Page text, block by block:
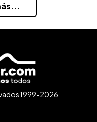
1999-2026